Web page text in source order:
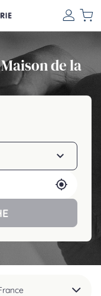
de la
Utiliser